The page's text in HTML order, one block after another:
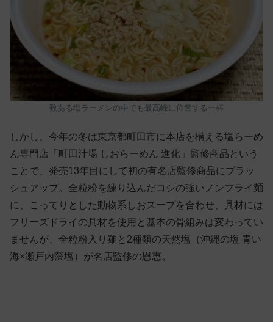
数ある塩ラーメンの中でも最高峰に位置する一杯
しかし、今年の冬は東京都町田市に本店を構える塩らーめ
ん専門店「町田汁場 しおらーめん 進化」監修商品という
ことで、発売13年目にして初の有名店監修商品にブラッ
シュアップ。全粒粉を練り込んだコシの強いノンフライ麺
に、こってりとした動物系しおスープを合わせ、具材には
フリーズドライの具材を使用と基本の骨組みは変わってい
ませんが、全粒粉入り麺と2種類の天然塩（沖縄の塩 青い
海×瀬戸内藻塩）が名店監修の恩恵。